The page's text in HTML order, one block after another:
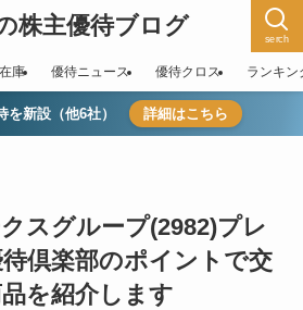
株主優待ブログ serch
庫 優待ニュース 優待クロス ランキン
新設（他6社） 詳細はこちら
スグループ(2982)プレ
倶楽部のポイントで交
を紹介します